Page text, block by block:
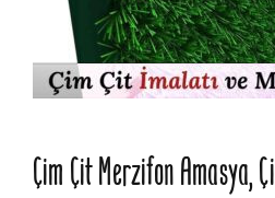
Çim Çit Merzifon Amasya,